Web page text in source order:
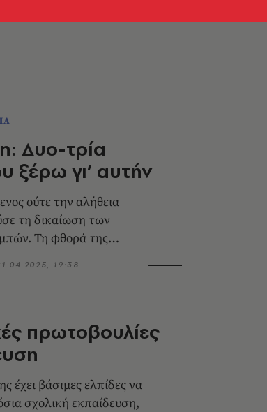
Δυο-τρία
ξέρω γι’ αυτήν
ούτε την αλήθεια
τη δικαίωση των
Τη φθορά της
19:38
πρωτοβουλίες
έχει βάσιμες ελπίδες να
σχολική εκπαίδευση,